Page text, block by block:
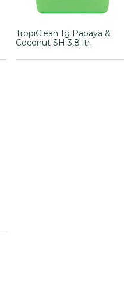
TropiClean 1g Papaya &
Coconut SH 3,8 ltr.